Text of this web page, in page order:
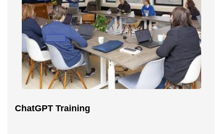
ChatGPT Training